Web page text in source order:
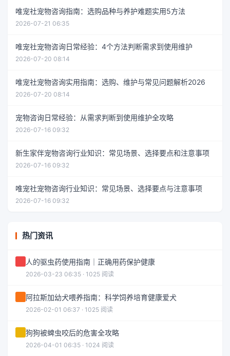
唯宠社宠物咨询指南：选购品种与养护难题实用5方法
2026-07-21 06:35
唯宠社宠物咨询日常经验：4个方法判断需求到使用维护
2026-07-20 08:14
唯宠社宠物咨询实用指南：选购、维护与常见问题解析2026
2026-07-20 08:14
宠物咨询日常经验：从需求判断到使用维护全攻略
2026-07-16 09:32
新生家伴宠物咨询行业知识：常见场景、选择要点和注意事项
2026-07-16 09:32
唯宠社宠物咨询行业知识：常见场景、选择要点与注意事项
2026-07-16 09:32
热门资讯
人的驱虫药使用指南｜正确用药保护健康
2026-03-23 06:35 · 1025 阅读
阿拉斯加幼犬喂养指南：科学饲养培育健康爱犬
2026-02-01 06:37 · 1025 阅读
狗狗被蜱虫咬后的危害全攻略
2026-04-01 06:35 · 1024 阅读